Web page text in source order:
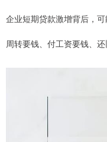
企业短期贷款激增背后，可
周转要钱、付工资要钱、还